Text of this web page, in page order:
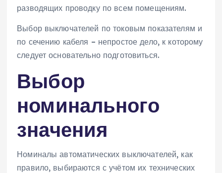
разводящих проводку по всем помещениям.
Выбор выключателей по токовым показателям и
по сечению кабеля – непростое дело, к которому
следует основательно подготовиться.
Выбор
номинального
значения
Номиналы автоматических выключателей, как
правило, выбираются с учётом их технических